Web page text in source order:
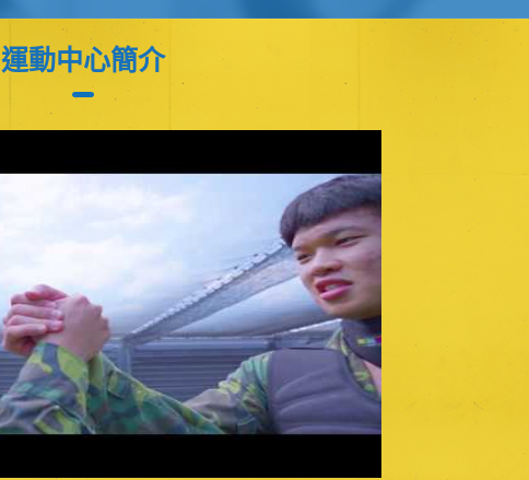
運動中心簡介